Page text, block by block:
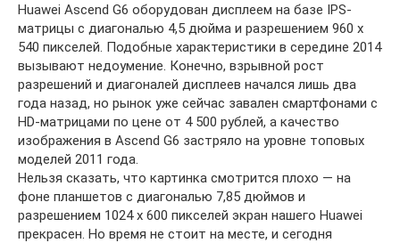
Huawei Ascend G6 оборудован дисплеем на базе IPS-
матрицы с диагональю 4,5 дюйма и разрешением 960 x
540 пикселей. Подобные характеристики в середине 2014
вызывают недоумение. Конечно, взрывной рост
разрешений и диагоналей дисплеев начался лишь два
года назад, но рынок уже сейчас завален смартфонами с
HD-матрицами по цене от 4 500 рублей, а качество
изображения в Ascend G6 застряло на уровне топовых
моделей 2011 года.
Нельзя сказать, что картинка смотрится плохо — на
фоне планшетов с диагональю 7,85 дюймов и
разрешением 1024 x 600 пикселей экран нашего Huawei
прекрасен. Но время не стоит на месте, и сегодня